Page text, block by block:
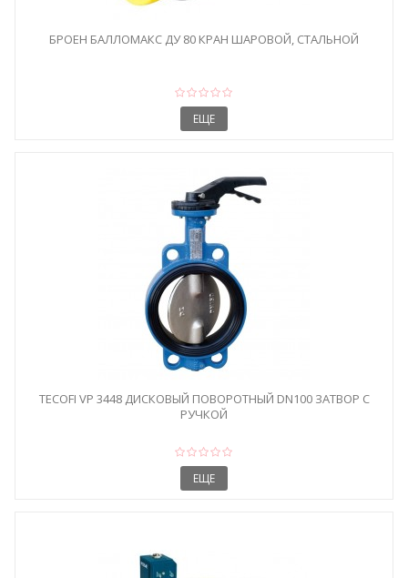
БРОЕН БАЛЛОМАКС ДУ 80 КРАН ШАРОВОЙ, СТАЛЬНОЙ
ЕЩЕ
TECOFI VP 3448 ДИСКОВЫЙ ПОВОРОТНЫЙ DN100 ЗАТВОР С
РУЧКОЙ
ЕЩЕ